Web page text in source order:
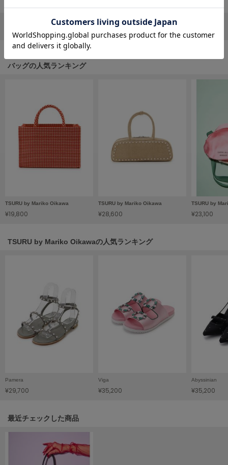
gelato pique
ジェラート ピケ キャットアンドドッグ
gelato pique Sleep
ジェラート ピケ スリープ
GRAMICCI
グラミチ
Henon.
ハンター
le
ル
ルコックスポルティフ
レスポートサック
リポストする LINEで送る
バッグの人気ランキング
TSURU by Mariko Oikawa
¥19,800
TSURU by Mariko Oikawa
¥28,600
TSURU by
¥23,100
TSURU by Mariko Oikawaの人気ランキング
Pamera
¥29,700
Viga
¥35,200
Abyssinian
¥35,200
関連記事
最近チェックした商品